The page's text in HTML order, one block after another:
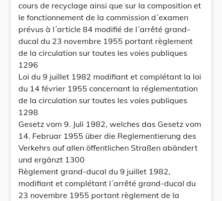
cours de recyclage ainsi que sur la composition et
le fonctionnement de la commission d´examen
prévus à l´article 84 modifié de l´arrêté grand-
ducal du 23 novembre 1955 portant règlement
de la circulation sur toutes les voies publiques
1296
Loi du 9 juillet 1982 modifiant et complétant la loi
du 14 février 1955 concernant la réglementation
de la circulation sur toutes les voies publiques
1298
Gesetz vom 9. Juli 1982, welches das Gesetz vom
14. Februar 1955 über die Reglementierung des
Verkehrs auf allen öffentlichen Straßen abändert
und ergänzt 1300
Règlement grand-ducal du 9 juillet 1982,
modifiant et complétant l´arrêté grand-ducal du
23 novembre 1955 portant règlement de la